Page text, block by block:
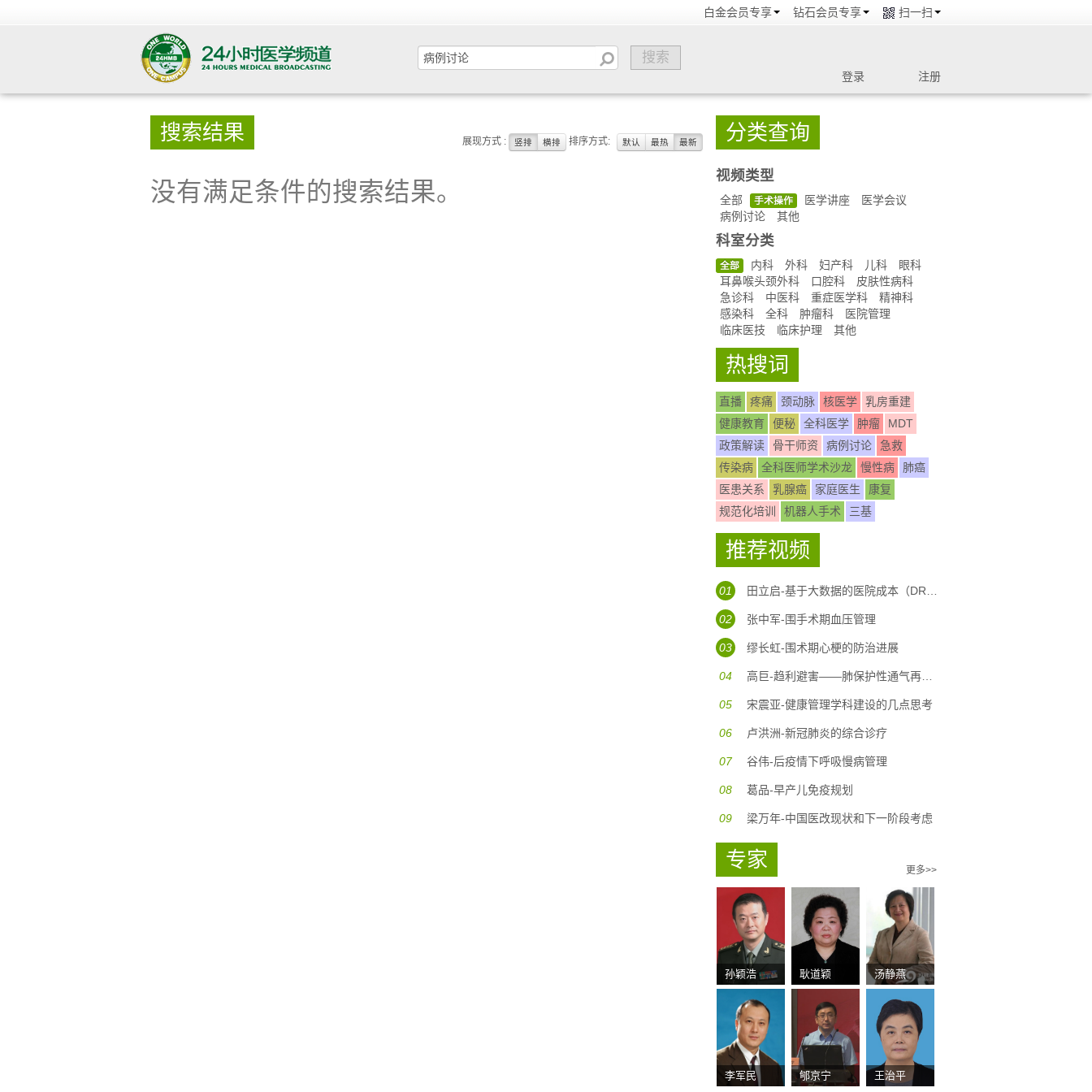
白金会员专享 钻石会员专享 扫一扫
登录 注册
搜索结果 展现方式 : 竖排 横排 排序方式: 默认 最热 最新
没有满足条件的搜索结果。
分类查询
视频类型
全部 手术操作 医学讲座
医学会议
病例讨论
其他
科室分类
全部 内科 外科 妇产科 儿科
眼科
耳鼻喉头颈外科
口腔科
皮肤性病科
急诊科
中医科 重症医学科
精神科
感染科
全科 肿瘤科
医院管理
临床医技
临床护理 其他
热搜词
直播 疼痛 颈动脉 核医学
乳房重建
健康教育
便秘 全科医学 肿瘤
MDT
政策解读
骨干师资 病例讨论
急救
传染病
全科医师学术沙龙 慢性病
肺癌
医患关系
乳腺癌 家庭医生
康复
规范化培训
机器人手术 三基
推荐视频
01 田立启-基于大数据的医院成本（DRG DIP)核算体系构建
02 张中军-围手术期血压管理
03 缪长虹-围术期心梗的防治进展
04 高巨-趋利避害——肺保护性通气再认识
05 宋震亚-健康管理学科建设的几点思考
06 卢洪洲-新冠肺炎的综合诊疗
07 谷伟-后疫情下呼吸慢病管理
08 葛品-早产儿免疫规划
09 梁万年-中国医改现状和下一阶段考虑
专家 更多>>
孙颖浩 耿道颖 汤静燕
李军民 郇京宁 王治平